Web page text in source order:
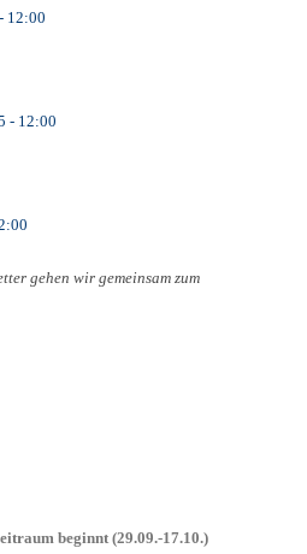
- 12:00
- 12:00
gehen wir gemeinsam zum
beginnt (29.09.-17.10.)